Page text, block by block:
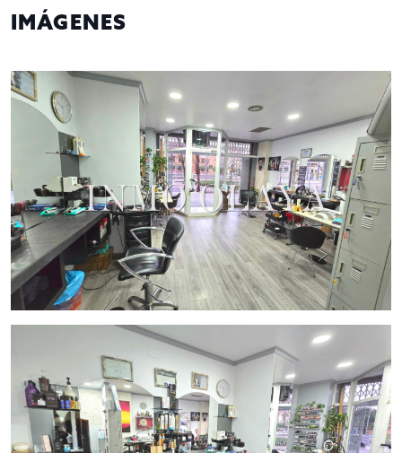
Cabinas: 2 (una con salida de agua)
Baño: Completo
fidelizada
Ubicación: Gran Via de les Corts Catalanes, zona de
alto tránsito y visibilidad
Condiciones económicas:
Precio de venta: 230.000 €
¡Una oportunidad única para adquirir un negocio
consolidado en una de las zonas más estratégicas de
Barcelona!
Contacta con Inmo Olaya para más información y concertar
una visita.
¡No dejes escapar esta oportunidad de inversión!
IMÁGENES